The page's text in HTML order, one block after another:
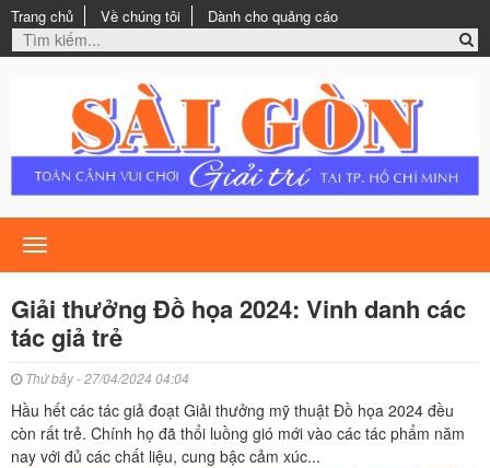
Trang chủ Về chúng tôi Dành cho quảng cáo
Toggle
navigation
Giải thưởng Đồ họa 2024: Vinh danh các
tác giả trẻ
Thứ bảy - 27/04/2024 04:04
Hầu hết các tác giả đoạt Giải thưởng mỹ thuật Đồ họa 2024 đều
còn rất trẻ. Chính họ đã thổi luồng gió mới vào các tác phẩm năm
nay với đủ các chất liệu, cung bậc cảm xúc...